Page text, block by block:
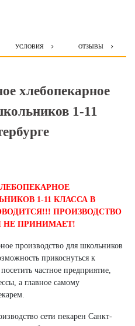
УСЛОВИЯ ОТЗЫВЫ
хлебопекарное
1-11
1-11 КЛАССА В
ПРОИЗВОДСТВО
ПРИНИМАЕТ!
производство для школьников
прикоснуться к
частное предприятие,
а главное самому
сети пекарен Санкт-